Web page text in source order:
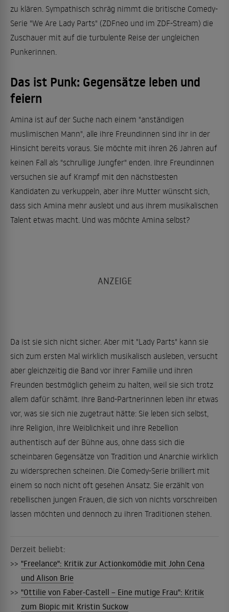
zu klären. Sympathisch schräg nimmt die britische Comedy-
Serie "We Are Lady Parts" (ZDFneo und im ZDF-Stream) die
Zuschauer mit auf die turbulente Reise der ungleichen
Punkerinnen.
Das ist Punk: Gegensätze leben und
feiern
Amina ist auf der Suche nach einem "anständigen
muslimischen Mann", alle ihre Freundinnen sind ihr in der
Hinsicht bereits voraus. Sie möchte mit ihren 26 Jahren auf
keinen Fall als "schrullige Jungfer" enden. Ihre Freundinnen
versuchen sie auf Krampf mit den nächstbesten
Kandidaten zu verkuppeln, aber ihre Mutter wünscht sich,
dass sich Amina mehr auslebt und aus ihrem musikalischen
Talent etwas macht. Und was möchte Amina selbst?
Da ist sie sich nicht sicher. Aber mit "Lady Parts" kann sie
sich zum ersten Mal wirklich musikalisch ausleben, versucht
aber gleichzeitig die Band vor ihrer Familie und ihren
Freunden bestmöglich geheim zu halten, weil sie sich trotz
allem dafür schämt. Ihre Band-Partnerinnen leben ihr etwas
vor, was sie sich nie zugetraut hätte: Sie leben sich selbst,
ihre Religion, ihre Weiblichkeit und ihre Rebellion
authentisch auf der Bühne aus, ohne dass sich die
scheinbaren Gegensätze von Tradition und Anarchie wirklich
zu widersprechen scheinen. Die Comedy-Serie brilliert mit
einem so noch nicht oft gesehen Ansatz. Sie erzählt von
rebellischen jungen Frauen, die sich von nichts vorschreiben
lassen möchten und dennoch zu ihren Traditionen stehen.
Derzeit beliebt:
>> "Freelance": Kritik zur Actionkomödie mit John Cena
und Alison Brie
>> "Ottilie von Faber-Castell – Eine mutige Frau": Kritik
zum Biopic mit Kristin Suckow